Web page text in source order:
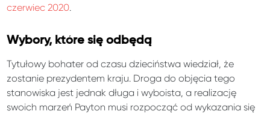
czerwiec 2020.
Wybory, które się odbędą
Tytułowy bohater od czasu dzieciństwa wiedział, że
zostanie prezydentem kraju. Droga do objęcia tego
stanowiska jest jednak długa i wyboista, a realizację
swoich marzeń Payton musi rozpocząć od wykazania się